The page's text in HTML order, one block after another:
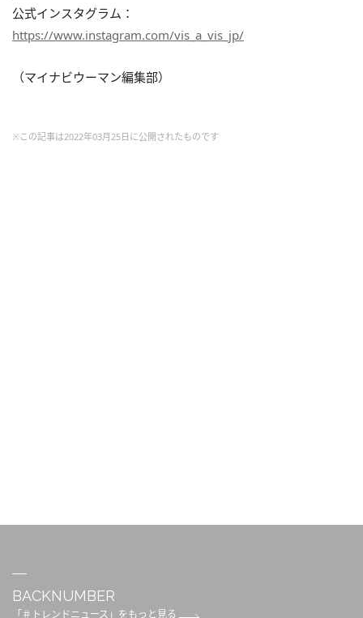
公式インスタグラム：
https://www.instagram.com/vis_a_vis_jp/
（マイナビウーマン編集部）
※この記事は2022年03月25日に公開されたものです
BACKNUMBER
「＃トレンドニュース」をもっと見る